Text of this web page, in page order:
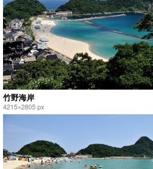
竹野海岸
4215×2805 px